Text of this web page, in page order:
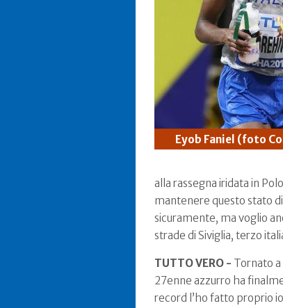
Eyob Faniel (foto
alla rassegna iridata in
mantenere questo stato
sicuramente, ma voglio
strade di Siviglia, terzo
TUTTO VERO - Tornato
27enne azzurro ha
record l’ho fatto proprio